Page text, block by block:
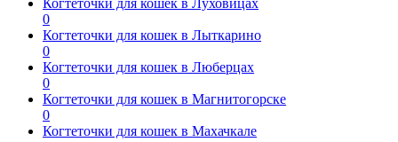
Когтеточки для кошек в Луховицах
0
Когтеточки для кошек в Лыткарино
0
Когтеточки для кошек в Люберцах
0
Когтеточки для кошек в Магнитогорске
0
Когтеточки для кошек в Махачкале